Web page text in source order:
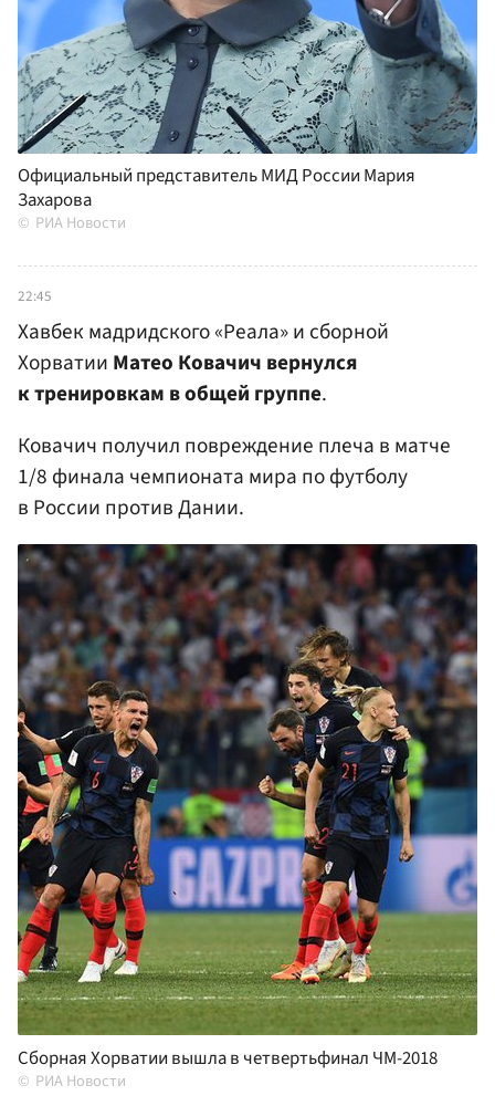
Официальный представитель МИД России Мария
Захарова
РИА Новости
22:45
Хавбек мадридского «Реала» и сборной
Хорватии Матео Ковачич вернулся
к тренировкам в общей группе.
Ковачич получил повреждение плеча в матче
1/8 финала чемпионата мира по футболу
в России против Дании.
Сборная Хорватии вышла в четвертьфинал ЧМ-2018
РИА Новости